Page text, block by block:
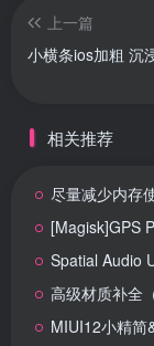
上一篇
小横条ios加粗 沉
相关推荐
尽量减少内存
[Magisk]GPS
Spatial Audio
高级材质补全
MIUI12小精简